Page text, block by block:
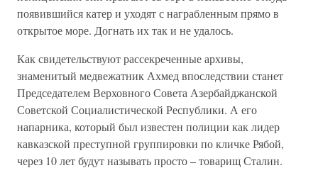
появившийся катер и уходят с награбленным прямо в
открытое море. Догнать их так и не удалось.
Как свидетельствуют рассекреченные архивы,
знаменитый медвежатник Ахмед впоследствии станет
Председателем Верховного Совета Азербайджанской
Советской Социалистической Республики. А его
напарника, который был известен полиции как лидер
кавказской преступной группировки по кличке Рябой,
через 10 лет будут называть просто – товарищ Сталин.